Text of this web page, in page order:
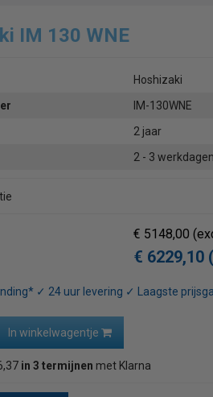
IM 130 WNE
Hoshizaki
IM-130WNE
2 jaar
2 - 3 werkdagen
€ 5148,00
€ 6229,10
✓ 24 uur levering ✓ Laagste
In winkelwagentje
in 3 termijnen met Klarna